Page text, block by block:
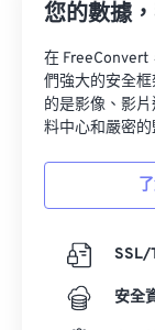
您的數據
在 FreeConvert
們強大的安全
的是影像、影
料中心和嚴密
SSL/
安全